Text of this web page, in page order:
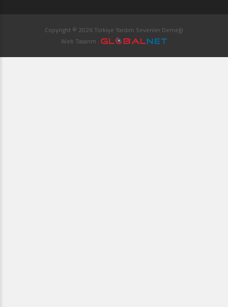
Copyright © 2026 Türkiye Yardım Sevenler Derneği
Web Tasarım :